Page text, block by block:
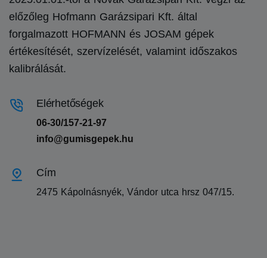
előzőleg Hofmann Garázsipari Kft. által
forgalmazott HOFMANN és JOSAM gépek
értékesítését, szervízelését, valamint időszakos
kalibrálását.
Elérhetőségek
06-30/157-21-97
info@gumisgepek.hu
Cím
2475 Kápolnásnyék, Vándor utca hrsz 047/15.